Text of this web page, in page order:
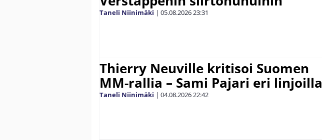
Taneli Niinimäki | 05.08.202623:31
Thierry Neuville kritisoi Suomen
MM-rallia – Sami Pajari eri linjoilla
Taneli Niinimäki | 04.08.202622:42